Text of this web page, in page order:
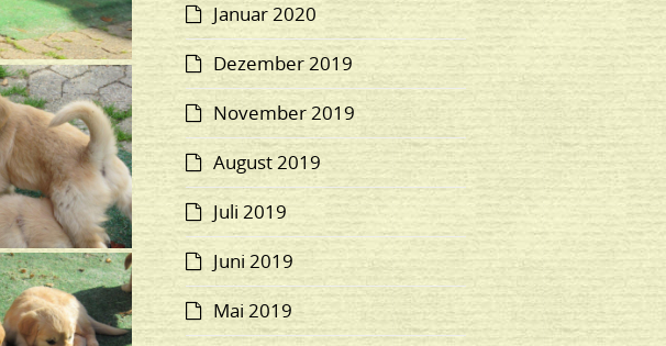
Januar 2020
Dezember 2019
November 2019
August 2019
Juli 2019
Juni 2019
Mai 2019